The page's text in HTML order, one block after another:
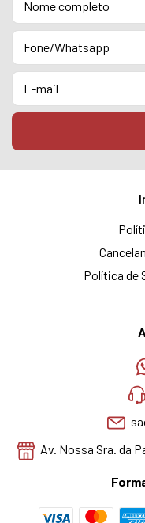
Política de
Av. Nossa Sra. da